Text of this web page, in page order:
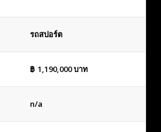
รถสปอร์ต
฿ 1,190,000บาท
n/a